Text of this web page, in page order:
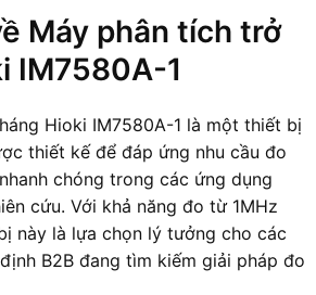
Máy phân tích trở
IM7580A-1
Hioki IM7580A-1 là một thiết bị
thiết kế để đáp ứng nhu cầu đo
chóng trong các ứng dụng
cứu. Với khả năng đo từ 1MHz
này là lựa chọn lý tưởng cho các
B2B đang tìm kiếm giải pháp đo